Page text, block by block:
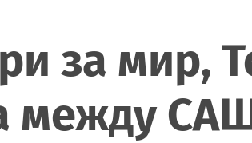
за мир,
между